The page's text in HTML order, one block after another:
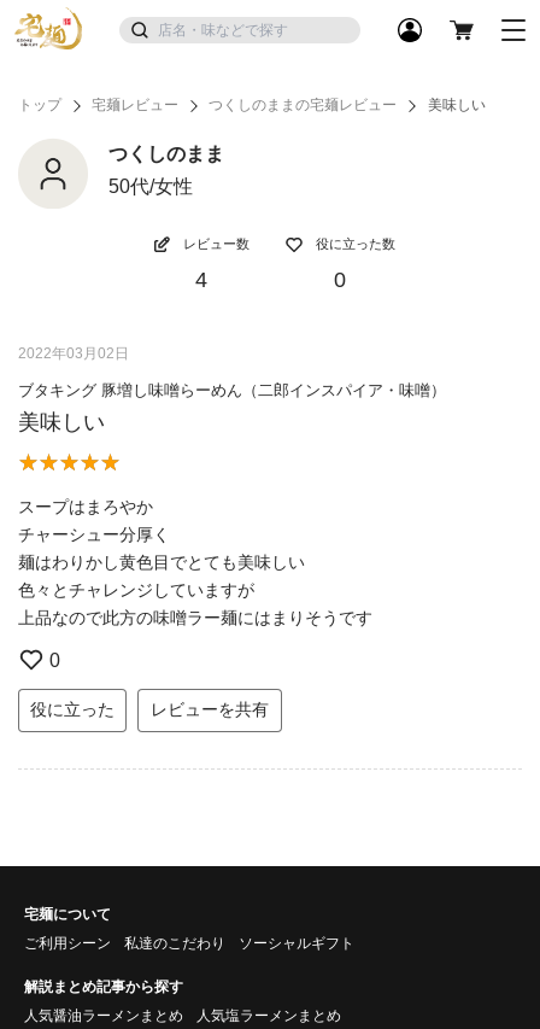
トップ 宅麺レビュー つくしのままの宅麺レビュー 美味しい
つくしのまま
50代/女性
レビュー数
4
役に立った数
0
2022年03月02日
ブタキング 豚増し味噌らーめん（二郎インスパイア・味噌）
美味しい
スープはまろやか
チャーシュー分厚く
麺はわりかし黄色目でとても美味しい
色々とチャレンジしていますが
上品なので此方の味噌ラー麺にはまりそうです
0
役に立った レビューを共有
宅麺について
ご利用シーン
私達のこだわり ソーシャルギフト
解説まとめ記事から探す
人気醤油ラーメンまとめ
人気塩ラーメンまとめ